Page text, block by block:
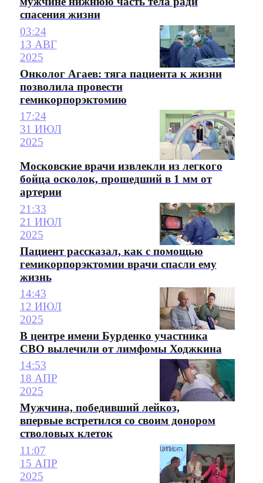
спасения жизни
03:24
13 АВГ
2025
Онколог Агаев: тяга пациента к жизни
позволила провести
гемикорпорэктомию
17:24
31 ИЮЛ
2025
Московские врачи извлекли из легкого
бойца осколок, прошедший в 1 мм от
артерии
21:33
21 ИЮЛ
2025
Пациент рассказал, как с помощью
гемикорпорэктомии врачи спасли ему
жизнь
14:43
12 ИЮЛ
2025
В центре имени Бурденко участника
СВО вылечили от лимфомы Ходжкина
14:53
18 АПР
2025
Мужчина, победивший лейкоз,
впервые встретился со своим донором
стволовых клеток
11:07
15 АПР
2025